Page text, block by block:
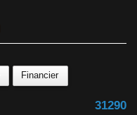
Financier
31290